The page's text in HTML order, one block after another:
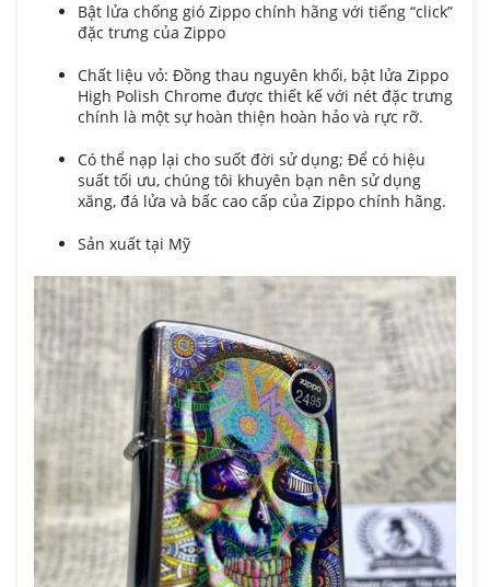
Bật lửa chống gió Zippo chính hãng với tiếng “click”
đặc trưng của Zippo
Chất liệu vỏ: Đồng thau nguyên khối, bật lửa Zippo
High Polish Chrome được thiết kế với nét đặc trưng
chính là một sự hoàn thiện hoàn hảo và rực rỡ.
Có thể nạp lại cho suốt đời sử dụng; Để có hiệu
suất tối ưu, chúng tôi khuyên bạn nên sử dụng
xăng, đá lửa và bấc cao cấp của Zippo chính hãng.
Sản xuất tại Mỹ